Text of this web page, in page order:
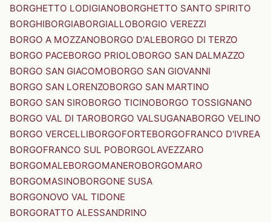
BORGHETTO LODIGIANOBORGHETTO SANTO SPIRITO
BORGHIBORGIABORGIALLOBORGIO VEREZZI
BORGO A MOZZANOBORGO D'ALEBORGO DI TERZO
BORGO PACEBORGO PRIOLOBORGO SAN DALMAZZO
BORGO SAN GIACOMOBORGO SAN GIOVANNI
BORGO SAN LORENZOBORGO SAN MARTINO
BORGO SAN SIROBORGO TICINOBORGO TOSSIGNANO
BORGO VAL DI TAROBORGO VALSUGANABORGO VELINO
BORGO VERCELLIBORGOFORTEBORGOFRANCO D'IVREA
BORGOFRANCO SUL POBORGOLAVEZZARO
BORGOMALEBORGOMANEROBORGOMARO
BORGOMASINOBORGONE SUSA
BORGONOVO VAL TIDONE
BORGORATTO ALESSANDRINO